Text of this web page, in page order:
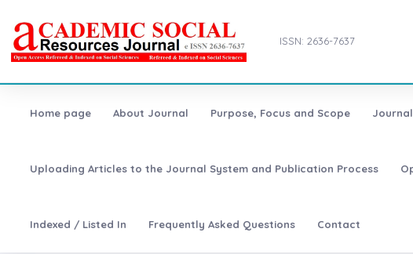
ISSN: 2636-7637
Home page About Journal Purpose, Focus and Scope
Uploading Articles to the Journal System and Publication Process
Indexed / Listed In Frequently Asked Questions Contact